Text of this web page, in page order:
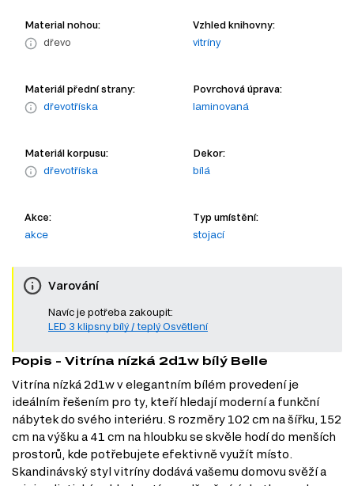
Material nohou:
dřevo
Vzhled knihovny:
vitríny
Materiál přední strany:
dřevotříska
Povrchová úprava:
laminovaná
Materiál korpusu:
dřevotříska
Dekor:
bílá
Akce:
akce
Typ umístění:
stojací
Varování
Navíc je potřeba zakoupit:
LED 3 klipsny bílý / teplý Osvětlení
Popis - Vitrína nízká 2d1w bílý Belle
Vitrína nízká 2d1w v elegantním bílém provedení je
ideálním řešením pro ty, kteří hledají moderní a funkční
nábytek do svého interiéru. S rozměry 102 cm na šířku, 152
cm na výšku a 41 cm na hloubku se skvěle hodí do menších
prostorů, kde potřebujete efektivně využít místo.
Skandinávský styl vitríny dodává vašemu domovu svěží a